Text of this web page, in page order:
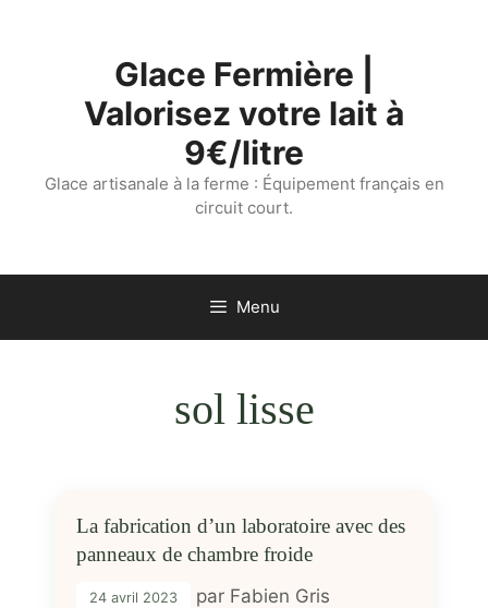
Glace Fermière |
Valorisez votre lait à
9€/litre
Glace artisanale à la ferme : Équipement français en
circuit court.
Menu
sol lisse
La fabrication d’un laboratoire avec des
panneaux de chambre froide
24 avril 2023 par Fabien Gris